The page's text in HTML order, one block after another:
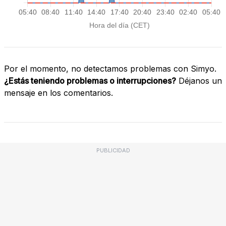
Por el momento, no detectamos problemas con Simyo.
¿Estás teniendo problemas o interrupciones? Déjanos un
mensaje en los comentarios.
PUBLICIDAD